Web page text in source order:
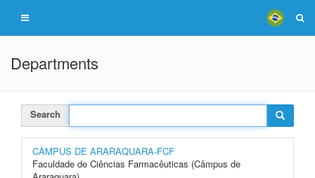
Departments
Search
CÂMPUS DE ARARAQUARA-FCF
Faculdade de Ciências Farmacêuticas (Câmpus de